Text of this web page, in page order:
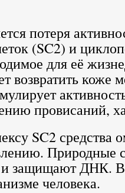
потеря
(SC2) и
для её
возвратить
провисаний,
SC2
защищают ДНК.
человека.